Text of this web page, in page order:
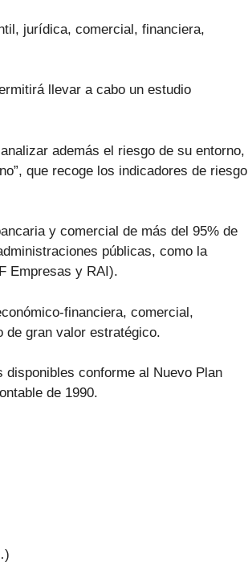
jurídica, comercial, financiera,
llevar a cabo un estudio
además el riesgo de su entorno,
que recoge los indicadores de riesgo
y comercial de más del 95% de
públicas, como la
Empresas y RAI).
financiera, comercial,
de gran valor estratégico.
conforme al Nuevo Plan
de 1990.